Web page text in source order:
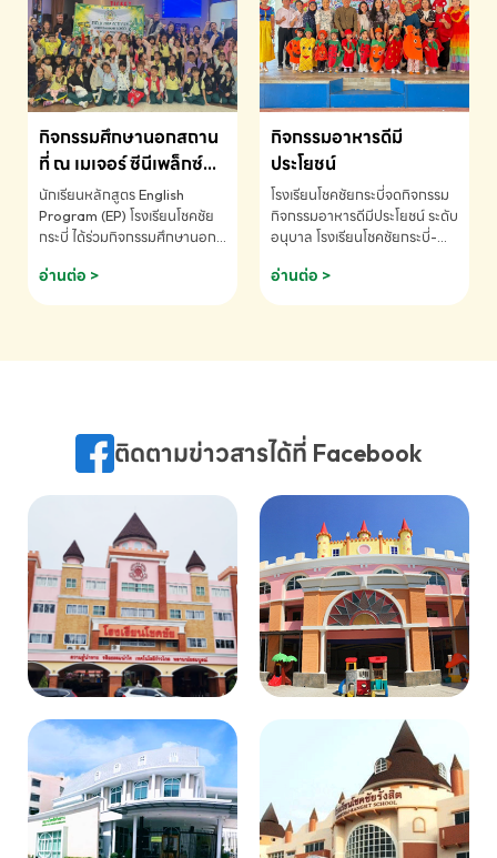
INTERNATIONAL
MATHEMATICS AND
MENTAL ARITHMETIC
COMPETITION 2026 - ถ้วย
รางวัลรองชนะเลิศอันดับที่ 2
Mental Arithmetic
Competition K2 - ถ้วยรางวัล
รองชนะเลิศอันดับที่ 2 Mental
K2(Grop) โรงเรียนโชคชัยกระบี่-
สอบถามข้อมูลเพิ่มเติม โทร.
075-691910
กิจกรรมศึกษานอกสถาน
ที่ ณ เมเจอร์ ซีนีเพล็กซ์
ระดับประถมศึกษา (EP.1-
6)
นักเรียนหลักสูตร English
Program (EP) โรงเรียนโชคชัย
กระบี่ ได้ร่วมกิจกรรมศึกษานอก
ชมภาพยนตร์ Toy Story 5
(Soundtrack)เพื่อเสริมทักษะ
ภาษา ผ่านประสบการณ์การเรียนรู้
075-691910
อ่านต่อ >
กิจกรรมอาหารดีมี
ประโยชน์
โรงเรียนโชคชัยกระบี่จดกิจกรรม
กิจกรรมอาหารดีมีประโยชน์ ระดับ
อนุบาล โรงเรียนโชคชัยกระบี่-
075-691910
อ่านต่อ >
ติดตามข่าวสารได้ที่ Facebook